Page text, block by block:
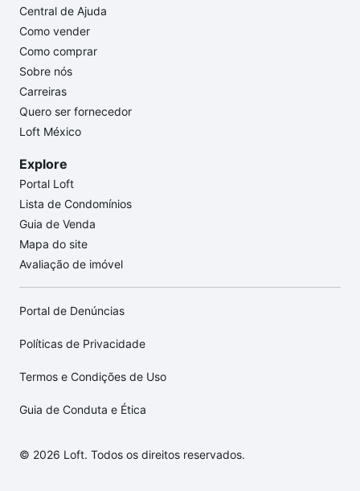
Central de Ajuda
Como vender
Como comprar
Sobre nós
Carreiras
Quero ser fornecedor
Loft México
Explore
Portal Loft
Lista de Condomínios
Guia de Venda
Mapa do site
Avaliação de imóvel
Portal de Denúncias
Políticas de Privacidade
Termos e Condições de Uso
Guia de Conduta e Ética
© 2026 Loft. Todos os direitos reservados.